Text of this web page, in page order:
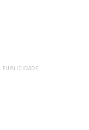
PUBLICIDADE